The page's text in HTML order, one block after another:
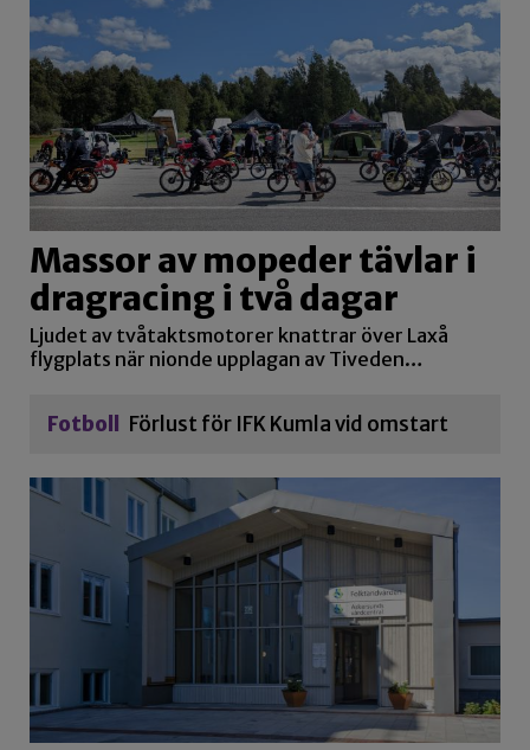
Massor av mopeder tävlar i
dragracing i två dagar
Ljudet av tvåtaktsmotorer knattrar över Laxå
flygplats när nionde upplagan av Tiveden…
Fotboll Förlust för IFK Kumla vid omstart